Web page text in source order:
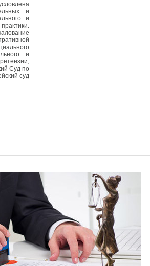
и
и
и
Суд по
суд